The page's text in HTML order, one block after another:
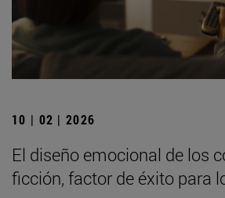
10 | 02 | 2026
El diseño emocional de los
ficción, factor de éxito para